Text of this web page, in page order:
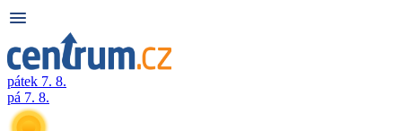
pátek 7. 8.
pá 7. 8.